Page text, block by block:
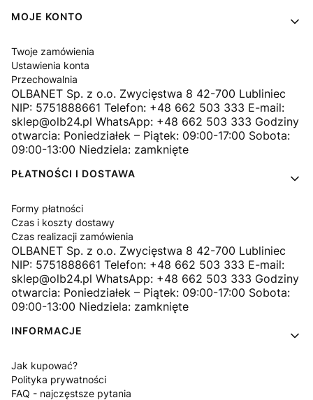
MOJE KONTO
Twoje zamówienia
Ustawienia konta
Przechowalnia
OLBANET Sp. z o.o. Zwycięstwa 8 42-700 Lubliniec
NIP: 5751888661 Telefon: +48 662 503 333 E-mail:
sklep@olb24.pl WhatsApp: +48 662 503 333 Godziny
otwarcia: Poniedziałek – Piątek: 09:00-17:00 Sobota:
09:00-13:00 Niedziela: zamknięte
PŁATNOŚCI I DOSTAWA
Formy płatności
Czas i koszty dostawy
Czas realizacji zamówienia
OLBANET Sp. z o.o. Zwycięstwa 8 42-700 Lubliniec
NIP: 5751888661 Telefon: +48 662 503 333 E-mail:
sklep@olb24.pl WhatsApp: +48 662 503 333 Godziny
otwarcia: Poniedziałek – Piątek: 09:00-17:00 Sobota:
09:00-13:00 Niedziela: zamknięte
INFORMACJE
Jak kupować?
Polityka prywatności
FAQ - najczęstsze pytania